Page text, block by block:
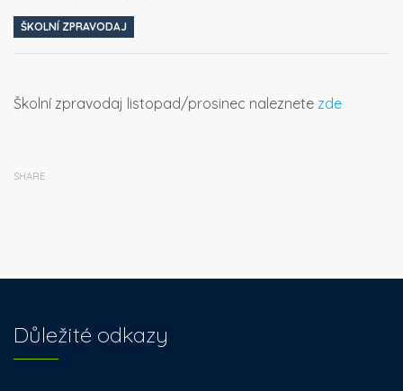
ŠKOLNÍ ZPRAVODAJ
Školní zpravodaj listopad/prosinec naleznete zde
SHARE
Důležité odkazy